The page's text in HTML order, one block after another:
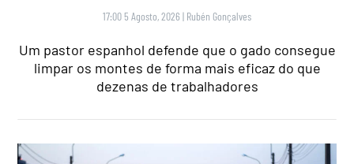
17:00 5 Agosto, 2026 | Rubén Gonçalves
Um pastor espanhol defende que o gado consegue
limpar os montes de forma mais eficaz do que
dezenas de trabalhadores